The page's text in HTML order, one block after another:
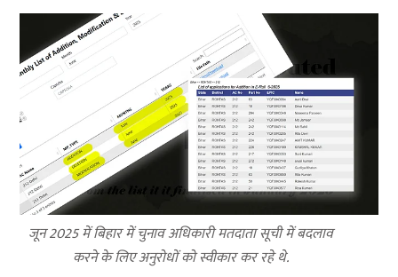
जून 2025 में बिहार में चुनाव अधिकारी मतदाता सूची में बदलाव
करने के लिए अनुरोधों को स्वीकार कर रहे थे.